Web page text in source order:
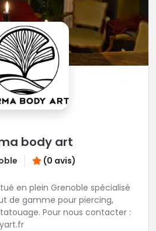
body art
(0 avis)
en plein Grenoble spécialisé
de gamme pour piercing,
Pour nous contacter :